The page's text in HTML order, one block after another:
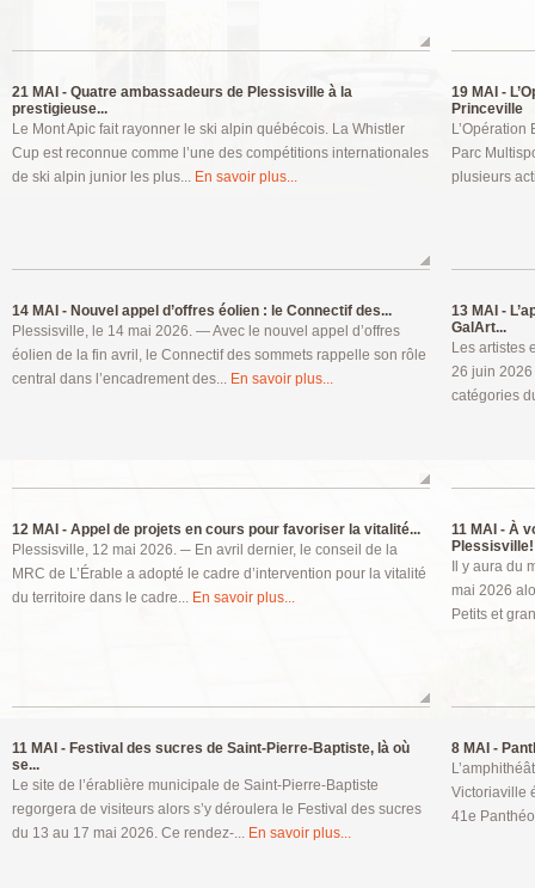
21 MAI - Quatre ambassadeurs de Plessisville à la
prestigieuse...
Le Mont Apic fait rayonner le ski alpin québécois. La Whistler
Cup est reconnue comme l’une des compétitions internationales
de ski alpin junior les plus... En savoir plus...
19 MAI -
Princeville
Parc
plusieurs
14 MAI - Nouvel appel d’offres éolien : le Connectif des...
Plessisville, le 14 mai 2026. — Avec le nouvel appel d’offres
éolien de la fin avril, le Connectif des sommets rappelle son rôle
central dans l’encadrement des... En savoir plus...
13 MAI -
GalArt...
Les artistes
26 juin 2026
catégories
12 MAI - Appel de projets en cours pour favoriser la vitalité...
Plessisville, 12 mai 2026. ─ En avril dernier, le conseil de la
MRC de L’Érable a adopté le cadre d’intervention pour la vitalité
du territoire dans le cadre... En savoir plus...
11 MAI - À
Plessisville!
Il y aura du
mai 2026
Petits et
11 MAI - Festival des sucres de Saint-Pierre-Baptiste, là où
se...
Le site de l’érablière municipale de Saint-Pierre-Baptiste
regorgera de visiteurs alors s’y déroulera le Festival des sucres
du 13 au 17 mai 2026. Ce rendez-... En savoir plus...
8 MAI -
Victoriaville
41e